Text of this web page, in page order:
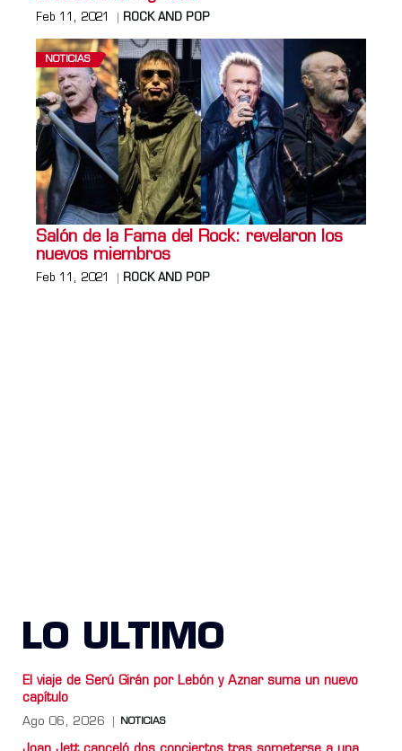
Feb 11, 2021 ROCK AND POP
NOTICIAS
Salón de la Fama del Rock: revelaron los
nuevos miembros
Feb 11, 2021 ROCK AND POP
LO ULTIMO
El viaje de Serú Girán por Lebón y Aznar suma un nuevo
capítulo
Ago 06, 2026 NOTICIAS